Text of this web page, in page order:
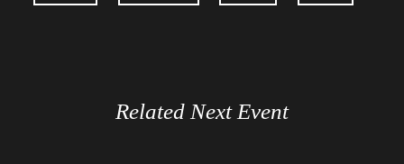
Related Next Event